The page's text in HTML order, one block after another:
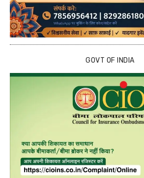
GOVT OF INDIA